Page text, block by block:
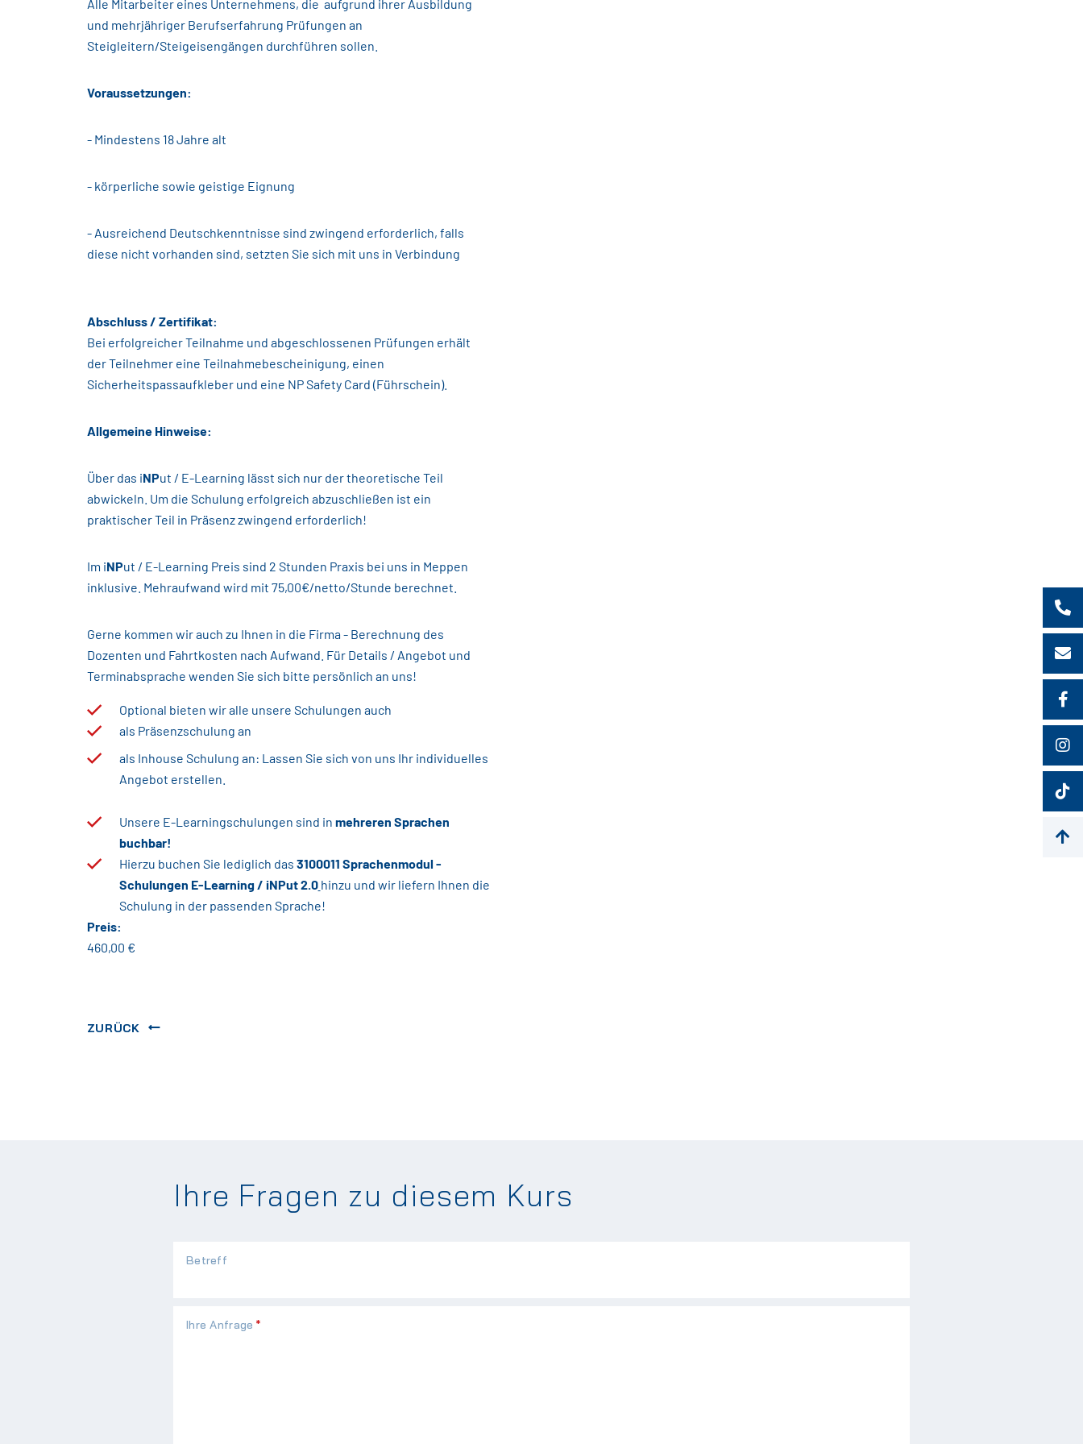
Alle Mitarbeiter eines Unternehmens, die aufgrund ihrer Ausbildung
und mehrjähriger Berufserfahrung Prüfungen an
Steigleitern/Steigeisengängen durchführen sollen.
Voraussetzungen:
- Mindestens 18 Jahre alt
- körperliche sowie geistige Eignung
- Ausreichend Deutschkenntnisse sind zwingend erforderlich, falls
diese nicht vorhanden sind, setzten Sie sich mit uns in Verbindung
Abschluss / Zertifikat:
Bei erfolgreicher Teilnahme und abgeschlossenen Prüfungen erhält
der Teilnehmer eine Teilnahmebescheinigung, einen
Sicherheitspassaufkleber und eine NP Safety Card (Führschein).
Allgemeine Hinweise:
Über das iNPut / E-Learning lässt sich nur der theoretische Teil
abwickeln. Um die Schulung erfolgreich abzuschließen ist ein
praktischer Teil in Präsenz zwingend erforderlich!
Im iNPut / E-Learning Preis sind 2 Stunden Praxis bei uns in Meppen
inklusive. Mehraufwand wird mit 75,00€/netto/Stunde berechnet.
Gerne kommen wir auch zu Ihnen in die Firma - Berechnung des
Dozenten und Fahrtkosten nach Aufwand. Für Details / Angebot und
Terminabsprache wenden Sie sich bitte persönlich an uns!
Optional bieten wir alle unsere Schulungen auch
als Präsenzschulung an
als Inhouse Schulung an: Lassen Sie sich von uns Ihr individuelles
Angebot erstellen.
Unsere E-Learningschulungen sind in mehreren Sprachen
buchbar!
Hierzu buchen Sie lediglich das 3100011 Sprachenmodul -
Schulungen E-Learning / iNPut 2.0 hinzu und wir liefern Ihnen die
Schulung in der passenden Sprache!
Preis:
460,00 €
ZURÜCK
Ihre Fragen zu diesem Kurs
Betreff
Pflichtfeld
Ihre Anfrage *